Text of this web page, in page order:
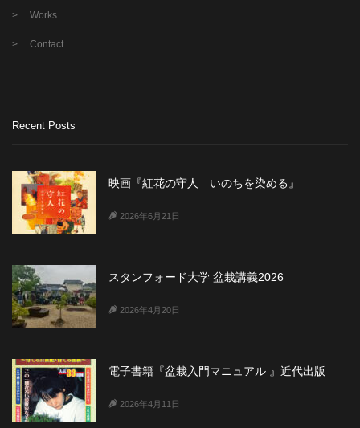
Works
Contact
Recent Posts
映画『紅花の守人 いのちを染める』
2026年6月21日
スタンフォード大学 盆栽講義2026
2026年4月20日
電子書籍『盆栽入門マニュアル 』近代出版
2026年4月11日